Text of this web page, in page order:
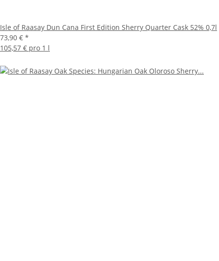
Isle of Raasay Dun Cana First Edition Sherry Quarter Cask 52% 0,7l
73,90 € *
105,57 € pro 1 l